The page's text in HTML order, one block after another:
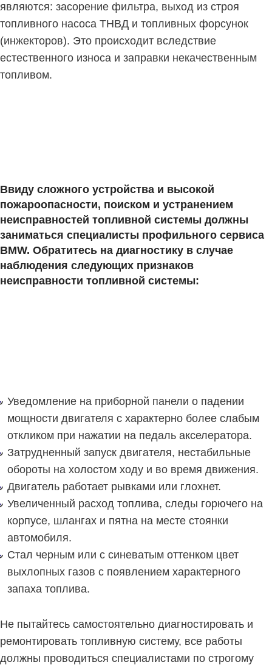
являются: засорение фильтра, выход из строя
топливного насоса ТНВД и топливных форсунок
(инжекторов). Это происходит вследствие
естественного износа и заправки некачественным
топливом.
Ввиду сложного устройства и высокой
пожароопасности, поиском и устранением
неисправностей топливной системы должны
заниматься специалисты профильного сервиса
BMW. Обратитесь на диагностику в случае
наблюдения следующих признаков
неисправности топливной системы:
Уведомление на приборной панели о падении
мощности двигателя с характерно более слабым
откликом при нажатии на педаль акселератора.
Затрудненный запуск двигателя, нестабильные
обороты на холостом ходу и во время движения.
Двигатель работает рывками или глохнет.
Увеличенный расход топлива, следы горючего на
корпусе, шлангах и пятна на месте стоянки
автомобиля.
Стал черным или с синеватым оттенком цвет
выхлопных газов с появлением характерного
запаха топлива.
Не пытайтесь самостоятельно диагностировать и
ремонтировать топливную систему, все работы
должны проводиться специалистами по строгому